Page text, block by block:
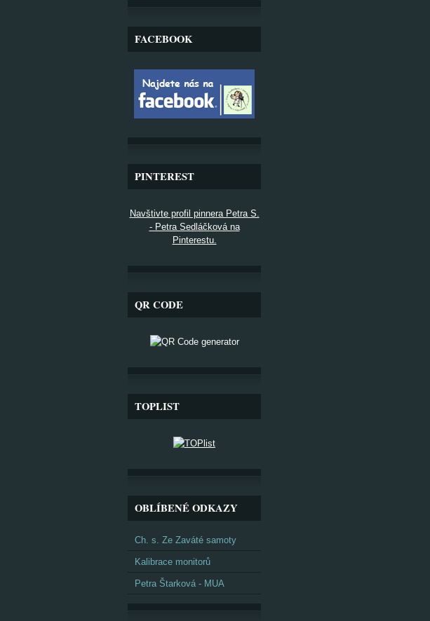
FACEBOOK
PINTEREST
Navštivte profil pinnera Petra S.
- Petra Sedláčková na
Pinterestu.
QR CODE
TOPLIST
OBLÍBENÉ ODKAZY
Ch. s. Ze Zaváté samoty
Kalibrace monitorů
Petra Štarková - MUA